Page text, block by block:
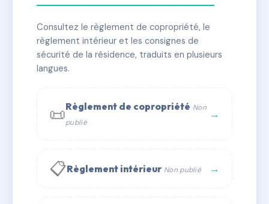
✓ Immatriculée 🏠 39 lots 🏗 1 bâtiment(s)
📞 Contacter Syndic Digital
Consultez le règlement de copropriété, le
règlement intérieur et les consignes de
sécurité de la résidence, traduits en plusieurs
langues.
📜Règlement de copropriété Non
publié
→
📋Règlement intérieur Non publié →